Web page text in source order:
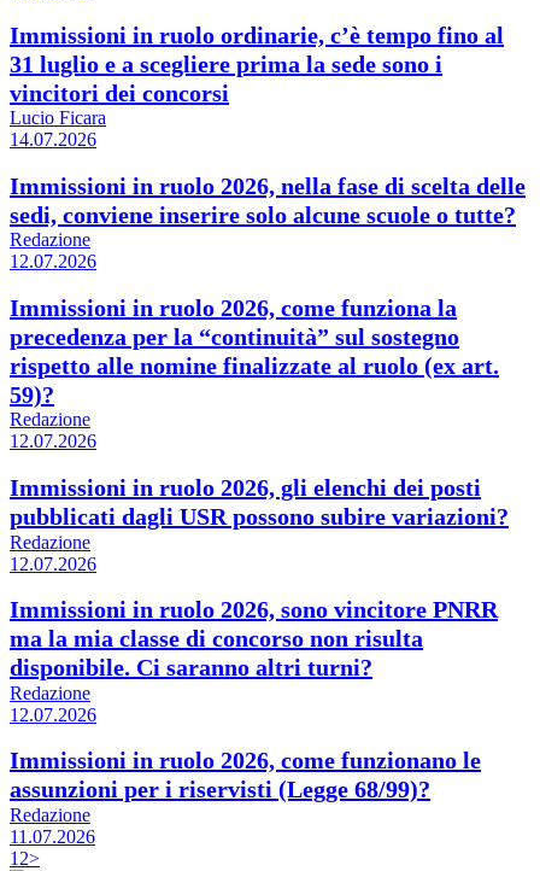
Immissioni in ruolo ordinarie, c’è tempo fino al
31 luglio e a scegliere prima la sede sono i
vincitori dei concorsi
Lucio Ficara
14.07.2026
Immissioni in ruolo 2026, nella fase di scelta delle
sedi, conviene inserire solo alcune scuole o tutte?
Redazione
12.07.2026
Immissioni in ruolo 2026, come funziona la
precedenza per la “continuità” sul sostegno
rispetto alle nomine finalizzate al ruolo (ex art.
59)?
Redazione
12.07.2026
Immissioni in ruolo 2026, gli elenchi dei posti
pubblicati dagli USR possono subire variazioni?
Redazione
12.07.2026
Immissioni in ruolo 2026, sono vincitore PNRR
ma la mia classe di concorso non risulta
disponibile. Ci saranno altri turni?
Redazione
12.07.2026
Immissioni in ruolo 2026, come funzionano le
assunzioni per i riservisti (Legge 68/99)?
Redazione
11.07.2026
1 2>